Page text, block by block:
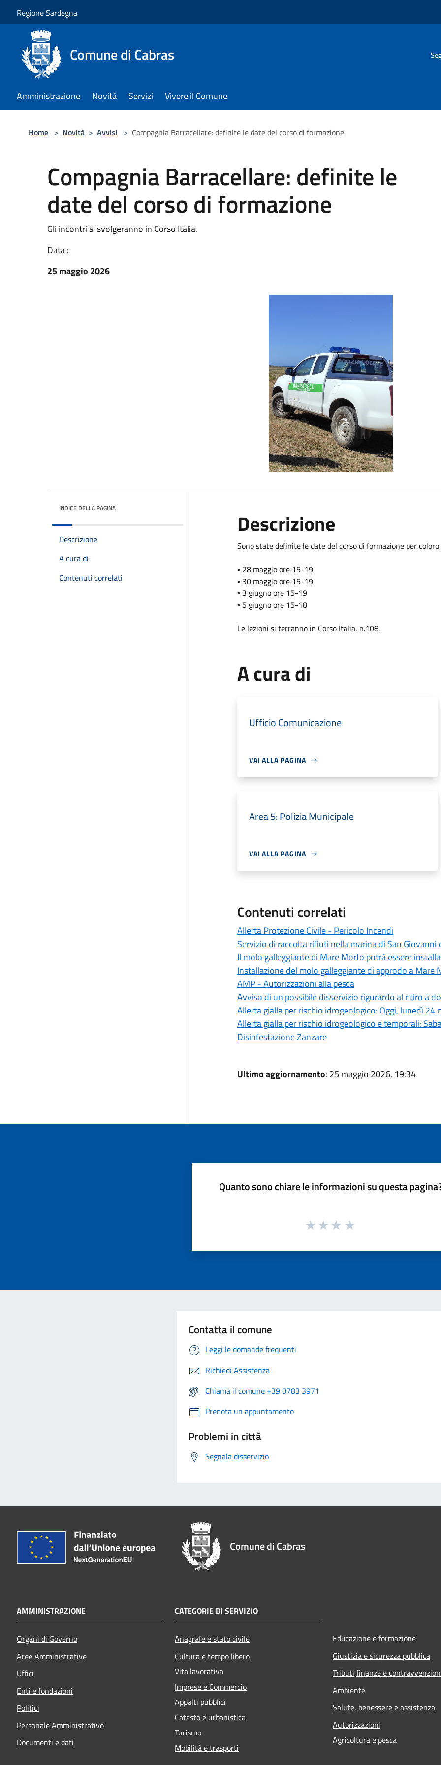
Regione Sardegna
Comune di Cabras
Amministrazione Novità Servizi Vivere il Comune
Home > Novità > Avvisi > Compagnia Barracellare: definite le date del corso di formazione
Compagnia Barracellare: definite le
date del corso di formazione
Gli incontri si svolgeranno in Corso Italia.
Data :
25 maggio 2026
INDICE DELLA PAGINA
Descrizione
A cura di
Contenuti correlati
Descrizione
Sono state definite le date del corso di formazione per
▪ 28 maggio ore 15-19
▪ 30 maggio ore 15-19
▪ 3 giugno ore 15-19
▪ 5 giugno ore 15-18
Le lezioni si terranno in Corso Italia, n.108.
A cura di
Ufficio Comunicazione
VAI ALLA PAGINA
Area 5: Polizia Municipale
VAI ALLA PAGINA
Contenuti correlati
Allerta Protezione Civile - Pericolo Incendi
Servizio di raccolta rifiuti nella marina di San
Il molo galleggiante di Mare Morto potrà essere
Installazione del molo galleggiante di approdo a Mare
AMP - Autorizzazioni alla pesca
Avviso di un possibile disservizio rigurardo al ritiro a
Allerta gialla per rischio idrogeologico: Oggi, lunedì 24
Allerta gialla per rischio idrogeologico e temporali:
Disinfestazione Zanzare
Ultimo aggiornamento: 25 maggio 2026, 19:34
Quanto sono chiare le informazioni su questa
Contatta il comune
Leggi le domande frequenti
Richiedi Assistenza
Chiama il comune +39 0783 3971
Prenota un appuntamento
Problemi in città
Segnala disservizio
Comune di Cabras
AMMINISTRAZIONE
Organi di Governo
Aree Amministrative
Uffici
Enti e fondazioni
Politici
Personale Amministrativo
Documenti e dati
CATEGORIE DI SERVIZIO
Anagrafe e stato civile
Cultura e tempo libero
Vita lavorativa
Imprese e Commercio
Appalti pubblici
Catasto e urbanistica
Turismo
Mobilità e trasporti
Educazione e formazione
Giustizia e sicurezza pubblica
Tributi,finanze e
Ambiente
Salute, benessere e assistenza
Autorizzazioni
Agricoltura e pesca